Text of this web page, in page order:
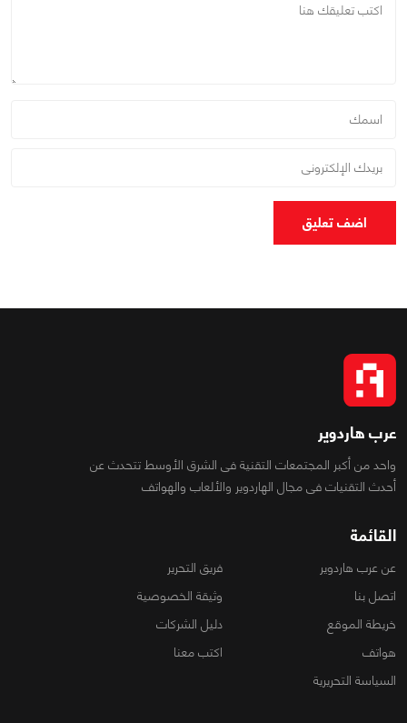
اضف تعليق
عرب هاردوير
واحد من أكبر المجتمعات التقنية فى الشرق الأوسط تتحدث عن
أحدث التقنيات فى مجال الهاردوير والألعاب والهواتف
القائمة
عن عرب هاردوير
فريق التحرير
اتصل بنا
وثيقة الخصوصية
خريطة الموقع
دليل الشركات
هواتف
اكتب معنا
السياسة التحريرية